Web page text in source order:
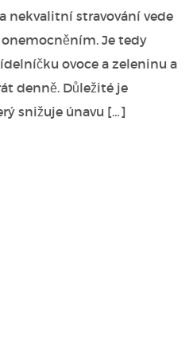
nekvalitní stravování vede
Je tedy
ovoce a zeleninu a
denně. Důležité je
snižuje únavu […]